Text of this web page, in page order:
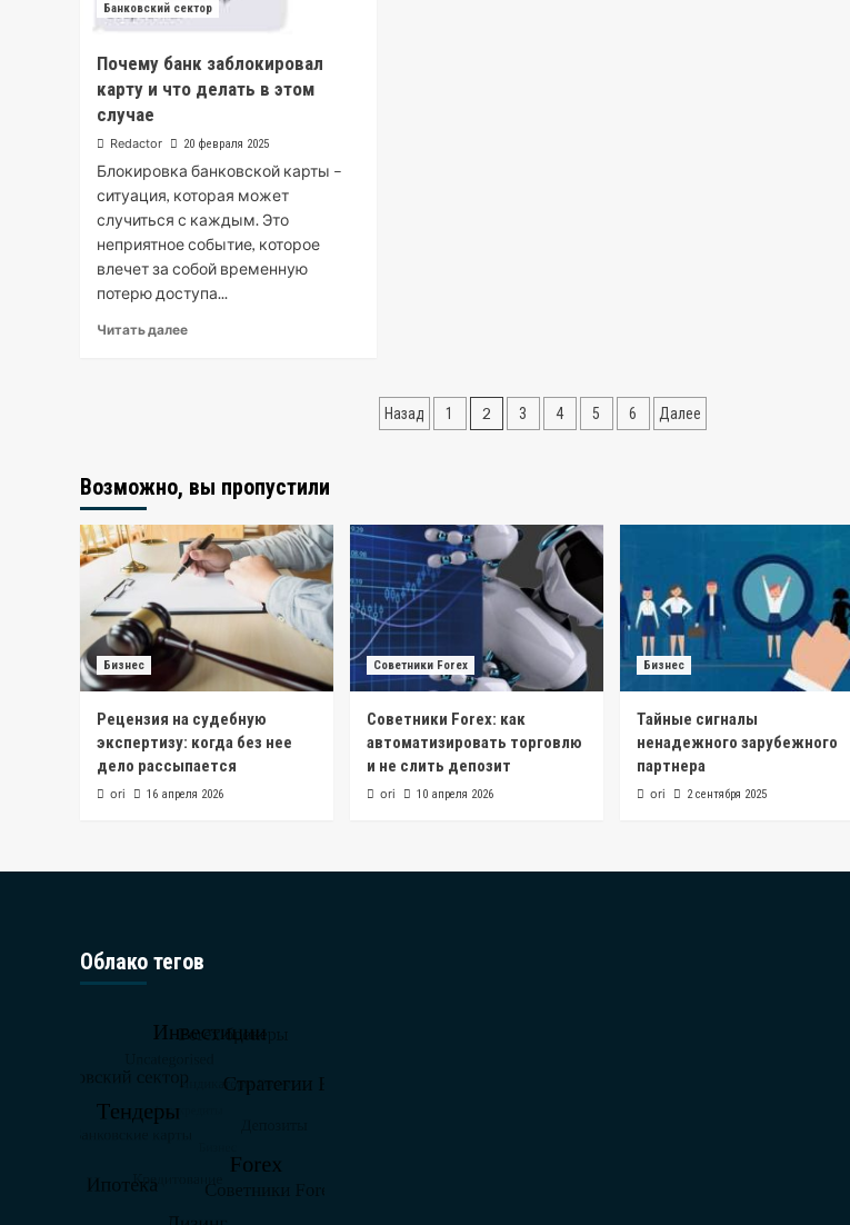
Банковский сектор
Почему банк заблокировал
карту и что делать в этом
случае
Redactor 20 февраля 2025
Блокировка банковской карты –
ситуация, которая может
случиться с каждым. Это
неприятное событие, которое
влечет за собой временную
потерю доступа...
Читать далее
Пагинация
Назад 1 2 3 4 5 6 Далее
Возможно, вы пропустили
Бизнес
Рецензия на судебную
экспертизу: когда без нее
дело рассыпается
ori 16 апреля 2026
Советники Forex
Советники Forex: как
автоматизировать торговлю
и не слить депозит
ori 10 апреля 2026
Бизнес
Тайные сигналы
ненадежного зарубежного
партнера
ori 2 сентября 2025
Облако тегов